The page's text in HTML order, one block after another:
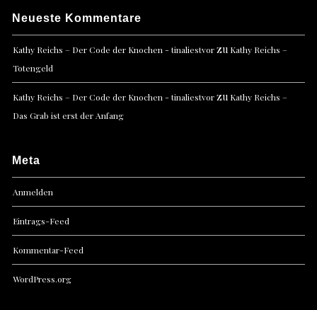
Neueste Kommentare
Kathy Reichs – Der Code der Knochen - tinaliestvorzu Kathy Reichs –
Totengeld
Kathy Reichs – Der Code der Knochen - tinaliestvorzu Kathy Reichs –
Das Grab ist erst der Anfang
Meta
Anmelden
Eintrags-Feed
Kommentar-Feed
WordPress.org